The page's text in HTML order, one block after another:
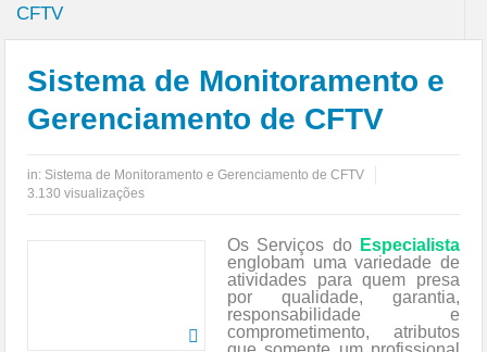
CFTV
Sistema de Monitoramento e
Gerenciamento de CFTV
in: Sistema de Monitoramento e Gerenciamento de CFTV
3.130 visualizações
Os Serviços do Especialista
englobam uma variedade de
atividades para quem presa
por qualidade, garantia,
responsabilidade e
comprometimento, atributos